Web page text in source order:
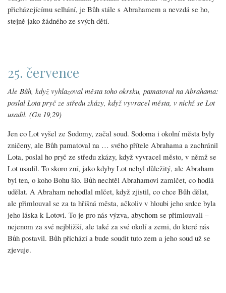
přicházejícímu selhání, je Bůh stále s Abrahamem a nevzdá se ho,
stejně jako žádného ze svých dětí.
25. července
Ale Bůh, když vyhlazoval města toho okrsku, pamatoval na Abrahama:
poslal Lota pryč ze středu zkázy, když vyvracel města, v nichž se Lot
usadil. (Gn 19,29)
Jen co Lot vyšel ze Sodomy, začal soud. Sodoma i okolní města byly
zničeny, ale Bůh pamatoval na … svého přítele Abrahama a zachránil
Lota, poslal ho pryč ze středu zkázy, když vyvracel město, v němž se
Lot usadil. To skoro zní, jako kdyby Lot nebyl důležitý, ale Abraham
byl ten, o koho Bohu šlo. Bůh nechtěl Abrahamovi zamlčet, co hodlá
udělat. A Abraham nehodlal mlčet, když zjistil, co chce Bůh dělat,
ale přimlouval se za ta hříšná města, ačkoliv v hloubi jeho srdce byla
jeho láska k Lotovi. To je pro nás výzva, abychom se přimlouvali –
nejenom za své nejbližší, ale také za své okolí a zemi, do které nás
Bůh postavil. Bůh přichází a bude soudit tuto zem a jeho soud už se
zjevuje.